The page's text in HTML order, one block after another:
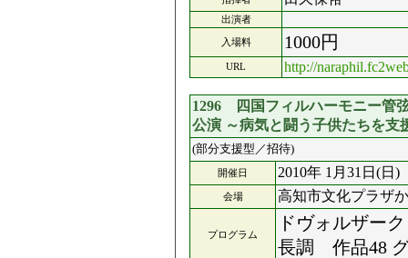
出演者
入場料 1000円
URL http://
1296 四国フィルハーモニー管
公演 ～病気と闘う子供たちを支
(部分支援型／招待)
開催日 2010年 1月31日(日)
会場 高知市文化プラザ
プログラム
ドヴォルザ
長調 作品48